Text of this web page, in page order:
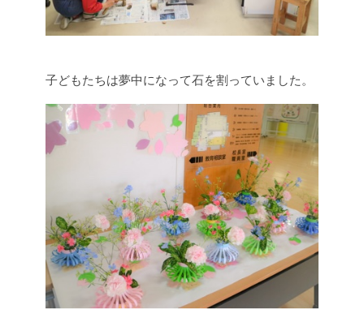
子どもたちは夢中になって石を割っていました。